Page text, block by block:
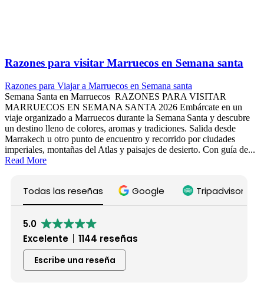
Razones para visitar Marruecos en Semana santa
Razones para Viajar a Marruecos en Semana santa
Semana Santa en Marruecos RAZONES PARA VISITAR
MARRUECOS EN SEMANA SANTA 2026 Embárcate en un
viaje organizado a Marruecos durante la Semana Santa y descubre
un destino lleno de colores, aromas y tradiciones. Salida desde
Marrakech u otro punto de encuentro y recorrido por ciudades
imperiales, montañas del Atlas y paisajes de desierto. Con guía de...
Read More
Todas las reseñas Google Tripadvisor
5.0
Excelente
1144 reseñas
Escribe una reseña